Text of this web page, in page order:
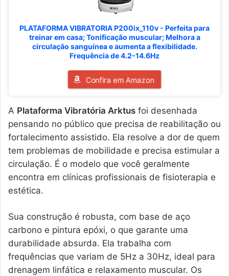
PLATAFORMA VIBRATORIA P200ix_110v - Perfeita para
treinar em casa; Tonificação muscular; Melhora a
circulação sanguínea e aumenta a flexibilidade.
Frequência de 4.2-14.6Hz
Confira em Amazon
A Plataforma Vibratória Arktus foi desenhada
pensando no público que precisa de reabilitação ou
fortalecimento assistido. Ela resolve a dor de quem
tem problemas de mobilidade e precisa estimular a
circulação. É o modelo que você geralmente
encontra em clínicas profissionais de fisioterapia e
estética.
Sua construção é robusta, com base de aço
carbono e pintura epóxi, o que garante uma
durabilidade absurda. Ela trabalha com
frequências que variam de 5Hz a 30Hz, ideal para
drenagem linfática e relaxamento muscular. Os